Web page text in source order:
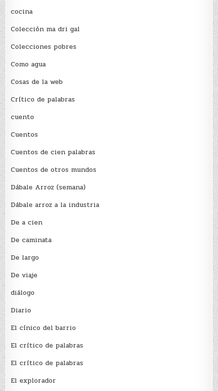
cocina
Colección ma dri gal
Colecciones pobres
Como agua
Cosas de la web
Crítico de palabras
cuento
Cuentos
Cuentos de cien palabras
Cuentos de otros mundos
Dábale Arroz (semana)
Dábale arroz a la industria
De a cien
De caminata
De largo
De viaje
diálogo
Diario
El cínico del barrio
El crí­tico de palabras
El crí­tico de palabras
El explorador